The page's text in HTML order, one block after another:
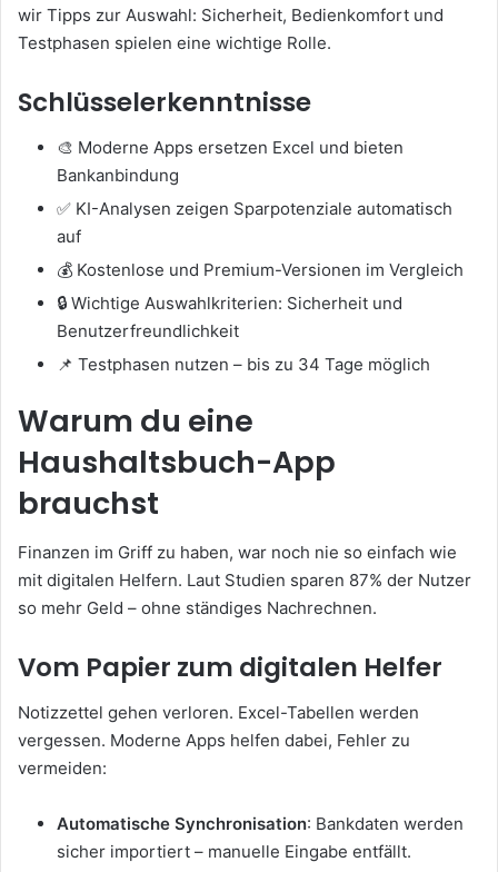
wir Tipps zur Auswahl: Sicherheit, Bedienkomfort und
Testphasen spielen eine wichtige Rolle.
Schlüsselerkenntnisse
🎨 Moderne Apps ersetzen Excel und bieten
Bankanbindung
✅ KI-Analysen zeigen Sparpotenziale automatisch
auf
💰 Kostenlose und Premium-Versionen im Vergleich
🔒 Wichtige Auswahlkriterien: Sicherheit und
Benutzerfreundlichkeit
📌 Testphasen nutzen – bis zu 34 Tage möglich
Warum du eine
Haushaltsbuch-App
brauchst
Finanzen im Griff zu haben, war noch nie so einfach wie
mit digitalen Helfern. Laut Studien sparen 87% der Nutzer
so mehr Geld – ohne ständiges Nachrechnen.
Vom Papier zum digitalen Helfer
Notizzettel gehen verloren. Excel-Tabellen werden
vergessen. Moderne Apps helfen dabei, Fehler zu
vermeiden:
Automatische Synchronisation: Bankdaten werden
sicher importiert – manuelle Eingabe entfällt.